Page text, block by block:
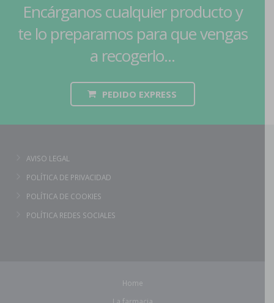
Encárganos cualquier producto y
te lo preparamos para que vengas
a recogerlo...
PEDIDO EXPRESS
AVISO LEGAL
POLÍTICA DE PRIVACIDAD
POLÍTICA DE COOKIES
POLÍTICA REDES SOCIALES
Home